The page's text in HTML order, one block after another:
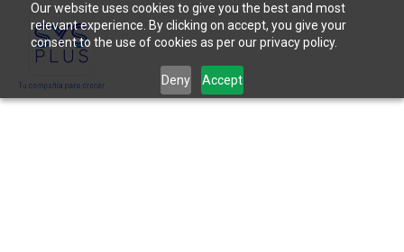
Our website uses cookies to give you the best and most
relevant experience. By clicking on accept, you give your
consent to the use of cookies as per our privacy policy.
Deny Accept